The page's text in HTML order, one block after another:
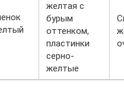
желтая с
бурым
оттенком,
пластинки
серно-
желтые